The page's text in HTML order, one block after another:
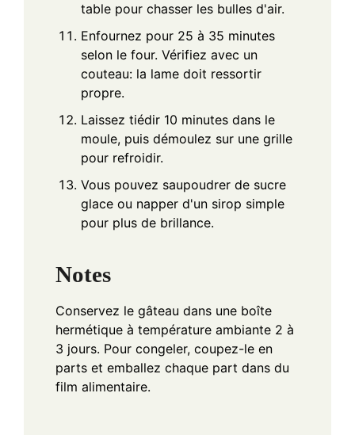
table pour chasser les bulles d'air.
Enfournez pour 25 à 35 minutes
selon le four. Vérifiez avec un
couteau: la lame doit ressortir
propre.
Laissez tiédir 10 minutes dans le
moule, puis démoulez sur une grille
pour refroidir.
Vous pouvez saupoudrer de sucre
glace ou napper d'un sirop simple
pour plus de brillance.
Notes
Conservez le gâteau dans une boîte
hermétique à température ambiante 2 à
3 jours. Pour congeler, coupez-le en
parts et emballez chaque part dans du
film alimentaire.